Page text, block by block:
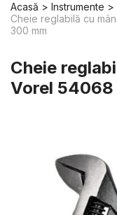
Acasă Instrumente
Cheie reglabilă cu
300 mm
Cheie
Vorel 54068